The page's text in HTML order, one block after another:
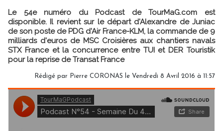
Le 54e numéro du Podcast de TourMaG.com est
disponible. Il revient sur le départ d'Alexandre de Juniac
de son poste de PDG d'Air France-KLM, la commande de 9
milliards d'euros de MSC Croisières aux chantiers navals
STX France et la concurrence entre TUI et DER Touristik
pour la reprise de Transat France
Rédigé par Pierre CORONAS le Vendredi 8 Avril 2016 à 11:57